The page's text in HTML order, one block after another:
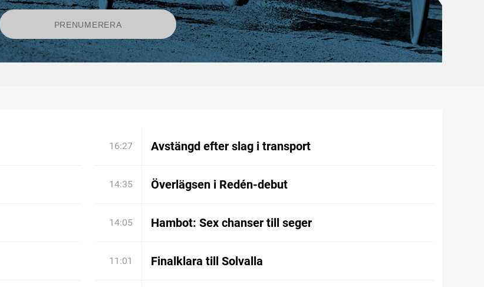
16:27 Avstängd efter slag i transport
14:35 Överlägsen i Redén-debut
14:05 Hambot: Sex chanser till seger
11:01 Finalklara till Solvalla